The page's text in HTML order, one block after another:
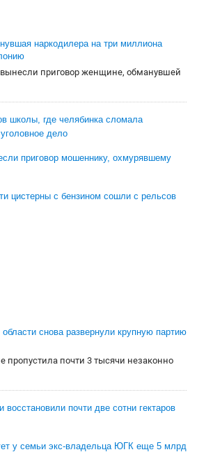
наркодилера на три миллиона
приговор женщине, обманувшей
школы, где челябинка сломала
дело
приговор мошеннику, охмурявшему
цистерны с бензином сошли с рельсов
снова развернули крупную партию
пропустила почти 3 тысячи незаконно
восстановили почти две сотни гектаров
у семьи экс-владельца ЮГК еще 5 млрд